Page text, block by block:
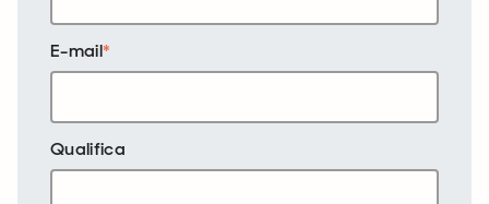
E-mail*
Qualifica